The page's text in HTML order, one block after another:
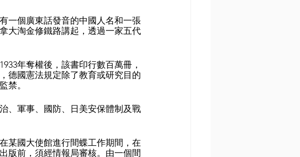
一個廣東話發音的中國人名和一張
大淘金修鐵路講起，透過一家五代
年奪權後，該書印行數百萬冊，
德國憲法規定除了教育或研究目的
禁。
、軍事、國防、日美安保體制及戰
某國大使館進行間蝶工作期間，在
版前，須經情報局審核。由一個間